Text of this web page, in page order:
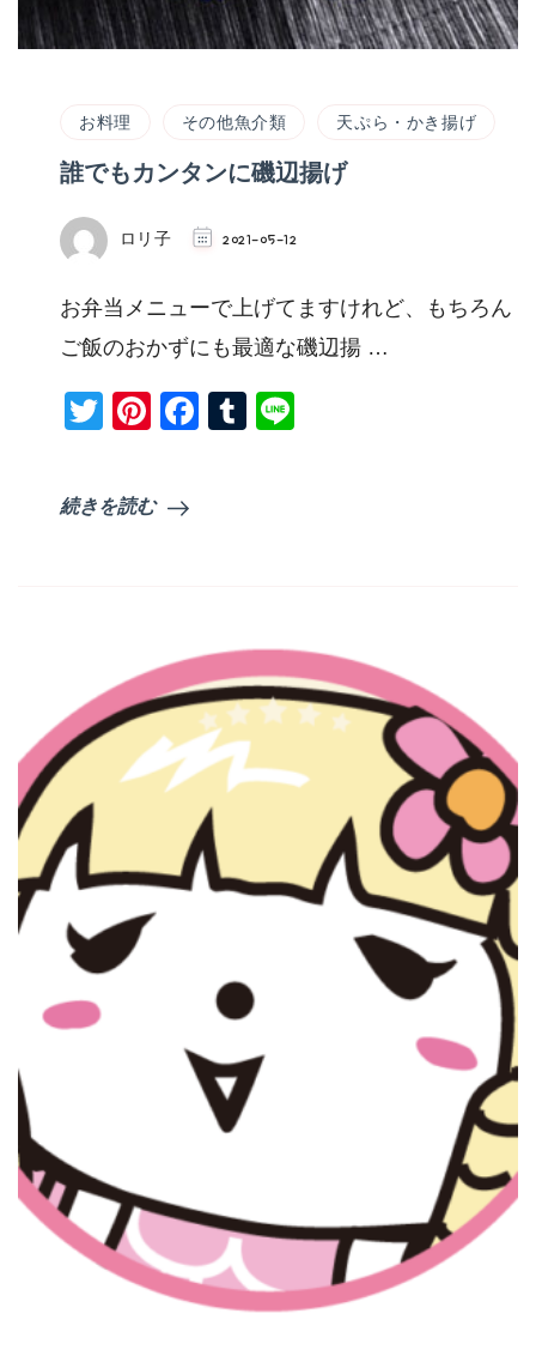
お料理 その他魚介類 天ぷら・かき揚げ
誰でもカンタンに磯辺揚げ
ロリ子 2021-05-12
お弁当メニューで上げてますけれど、もちろん
ご飯のおかずにも最適な磯辺揚 …
TwitterPinterest
Facebook
Tumblr
続きを読む